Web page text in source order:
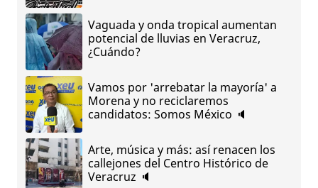
Vaguada y onda tropical aumentan
potencial de lluvias en Veracruz,
¿Cuándo?
Vamos por 'arrebatar la mayoría' a
Morena y no reciclaremos
candidatos: Somos México 🔈
Arte, música y más: así renacen los
callejones del Centro Histórico de
Veracruz 🔈